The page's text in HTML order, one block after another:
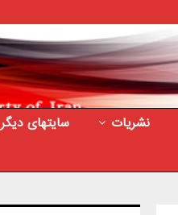
نشریات سایتهای دیگر